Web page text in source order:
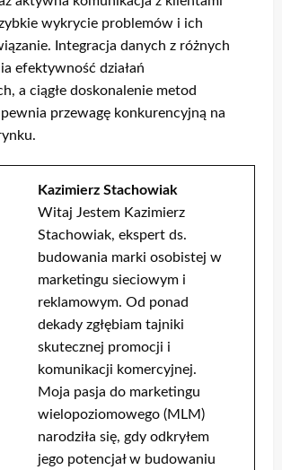
wykrycie problemów i ich
Integracja danych z różnych
efektywność działań
a ciągłe doskonalenie metod
przewagę konkurencyjną na
Kazimierz Stachowiak
Witaj Jestem Kazimierz
Stachowiak, ekspert ds.
budowania marki osobistej w
marketingu sieciowym i
reklamowym. Od ponad
dekady zgłębiam tajniki
skutecznej promocji i
komunikacji komercyjnej.
Moja pasja do marketingu
wielopoziomowego (MLM)
narodziła się, gdy odkryłem
jego potencjał w budowaniu